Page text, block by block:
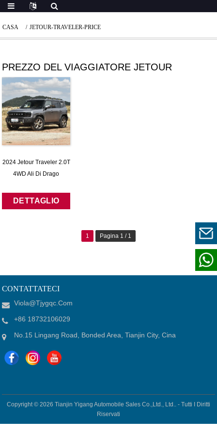
CASA JETOUR-TRAVELER-PRICE
PREZZO DEL VIAGGIATORE JETOUR
2024 Jetour Traveler 2.0T
4WD Ali Di Drago
DETTAGLIO
1 Pagina 1 / 1
CONTATTATECI
Viola@tjygqc.com
+86 18732106029
No.15 Lingang Road, Bonded Area, Tianjin City, Cina
Copyright © 2026 Tianjin Yigang Automobile Sales Co.,Ltd., Ltd.. - Tutti I Diritti
Riservati